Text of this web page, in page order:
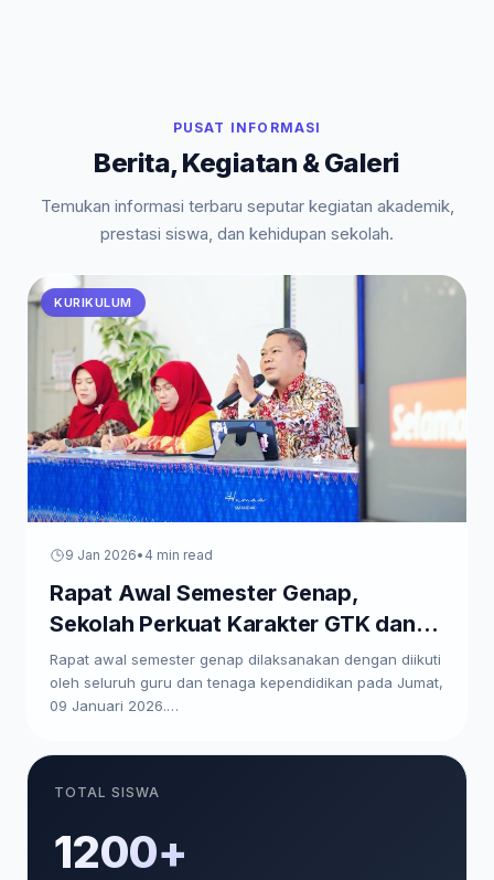
PUSAT INFORMASI
Berita, Kegiatan & Galeri
Temukan informasi terbaru seputar kegiatan akademik,
prestasi siswa, dan kehidupan sekolah.
KURIKULUM
9 Jan 2026• 4 min read
Rapat Awal Semester Genap,
Sekolah Perkuat Karakter GTK dan
Paparkan Program Kerja
Rapat awal semester genap dilaksanakan dengan diikuti
oleh seluruh guru dan tenaga kependidikan pada Jumat,
09 Januari 2026.…
TOTAL SISWA
1200+